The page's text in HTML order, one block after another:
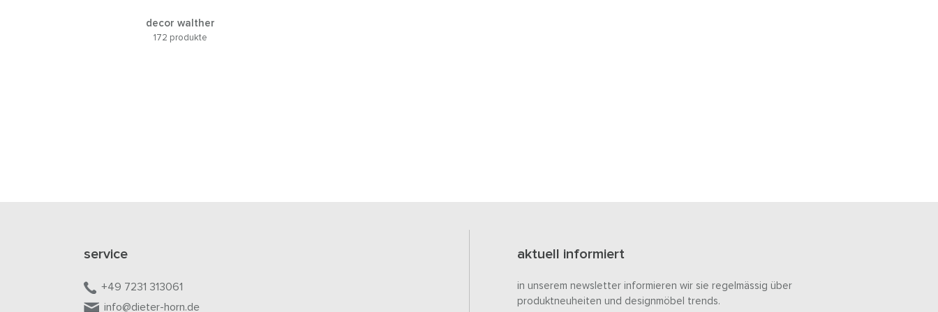
decor walther
172 produkte
service
+49 7231 313061
info@dieter-horn.de
aktuell informiert
in unserem newsletter informieren wir sie regelmässig über
produktneuheiten und designmöbel trends.